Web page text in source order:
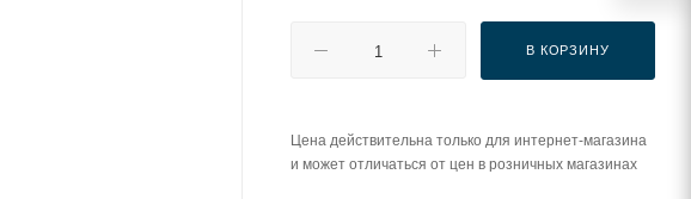
В КОРЗИНУ
Цена действительна только для интернет-магазина
и может отличаться от цен в розничных магазинах